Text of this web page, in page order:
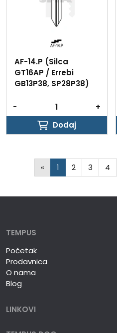
AF-14.P (Silca
GT16AP / Errebi
GB13P38, SP28P38)
-
+
Dodaj
Dodaj
« 1 2 3 4
TEMPUS
Početak
Prodavnica
O nama
Blog
LINKOVI